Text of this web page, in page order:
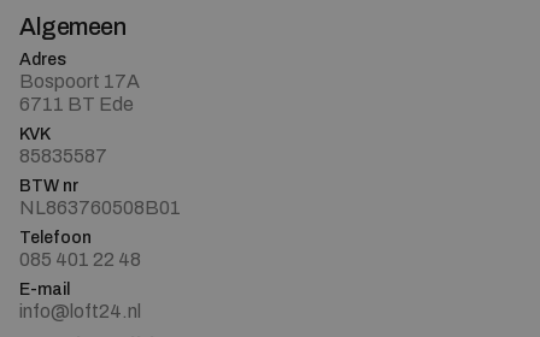
Algemeen
Adres
Bospoort 17A
6711 BT Ede
KVK
85835587
BTW nr
NL863760508B01
Telefoon
085 401 22 48
E-mail
info@loft24.nl